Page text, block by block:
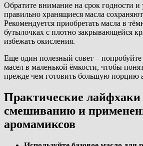
Обратите внимание на срок годности и
правильно хранящиеся масла
Рекомендуется приобретать масла в
бутылочках с плотно закрывающейся
избежать окисления.
Еще один полезный совет –
масел в маленькой ёмкости, чтобы
прежде чем готовить большую порцию
Практические лайфхаки
смешиванию и
аромамиксов